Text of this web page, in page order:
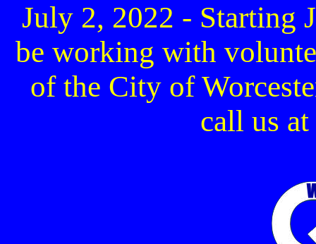
July 2, 2022 - Starting
be working with
of the City of
call us